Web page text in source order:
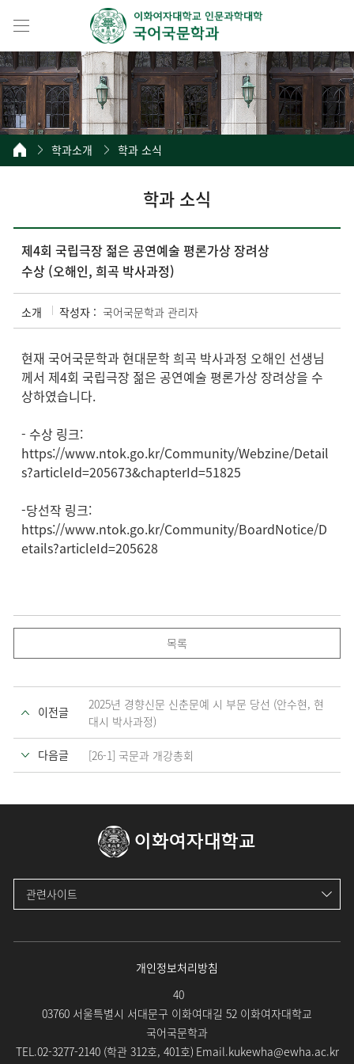
학과소개 학과 소식
학과 소식
제4회 국립극장 젊은 공연예술 평론가상 장려상
수상 (오해인, 희곡 박사과정)
소개 작성자 : 국어국문학과 관리자
현재 국어국문학과 현대문학 희곡 박사과정 오해인 선생님
께서 제4회 국립극장 젊은 공연예술 평론가상 장려상을 수
상하였습니다.
- 수상 링크:
https://www.ntok.go.kr/Community/Webzine/Detail
s?articleId=205673&chapterId=51825
-당선작 링크:
https://www.ntok.go.kr/Community/BoardNotice/D
etails?articleId=205628
목록
이전글
2025년 경향신문 신춘문예 시 부문 당선 (안수현, 현
대시 박사과정)
다음글 [26-1] 국문과 개강총회
이화여자대학교
관련사이트
개인정보처리방침
40
03760 서울특별시 서대문구 이화여대길 52 이화여자대학교
국어국문학과
TEL.02-3277-2140 (학관 312호, 401호) Email.kukewha@ewha.ac.kr